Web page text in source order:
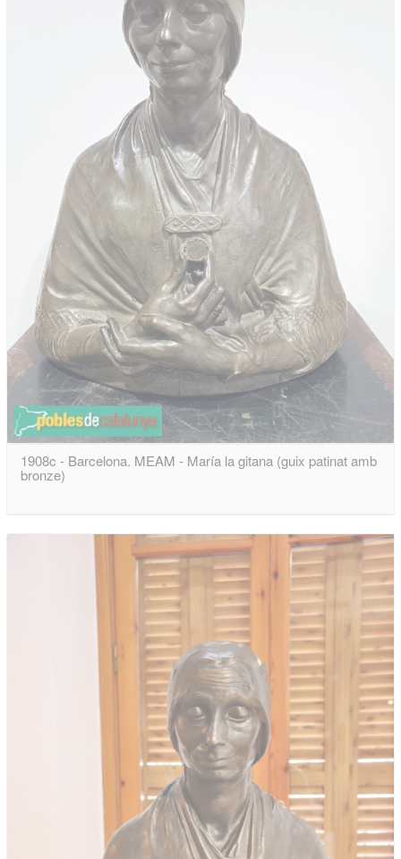
1908c - Barcelona. MEAM - María la gitana (guix patinat amb
bronze)